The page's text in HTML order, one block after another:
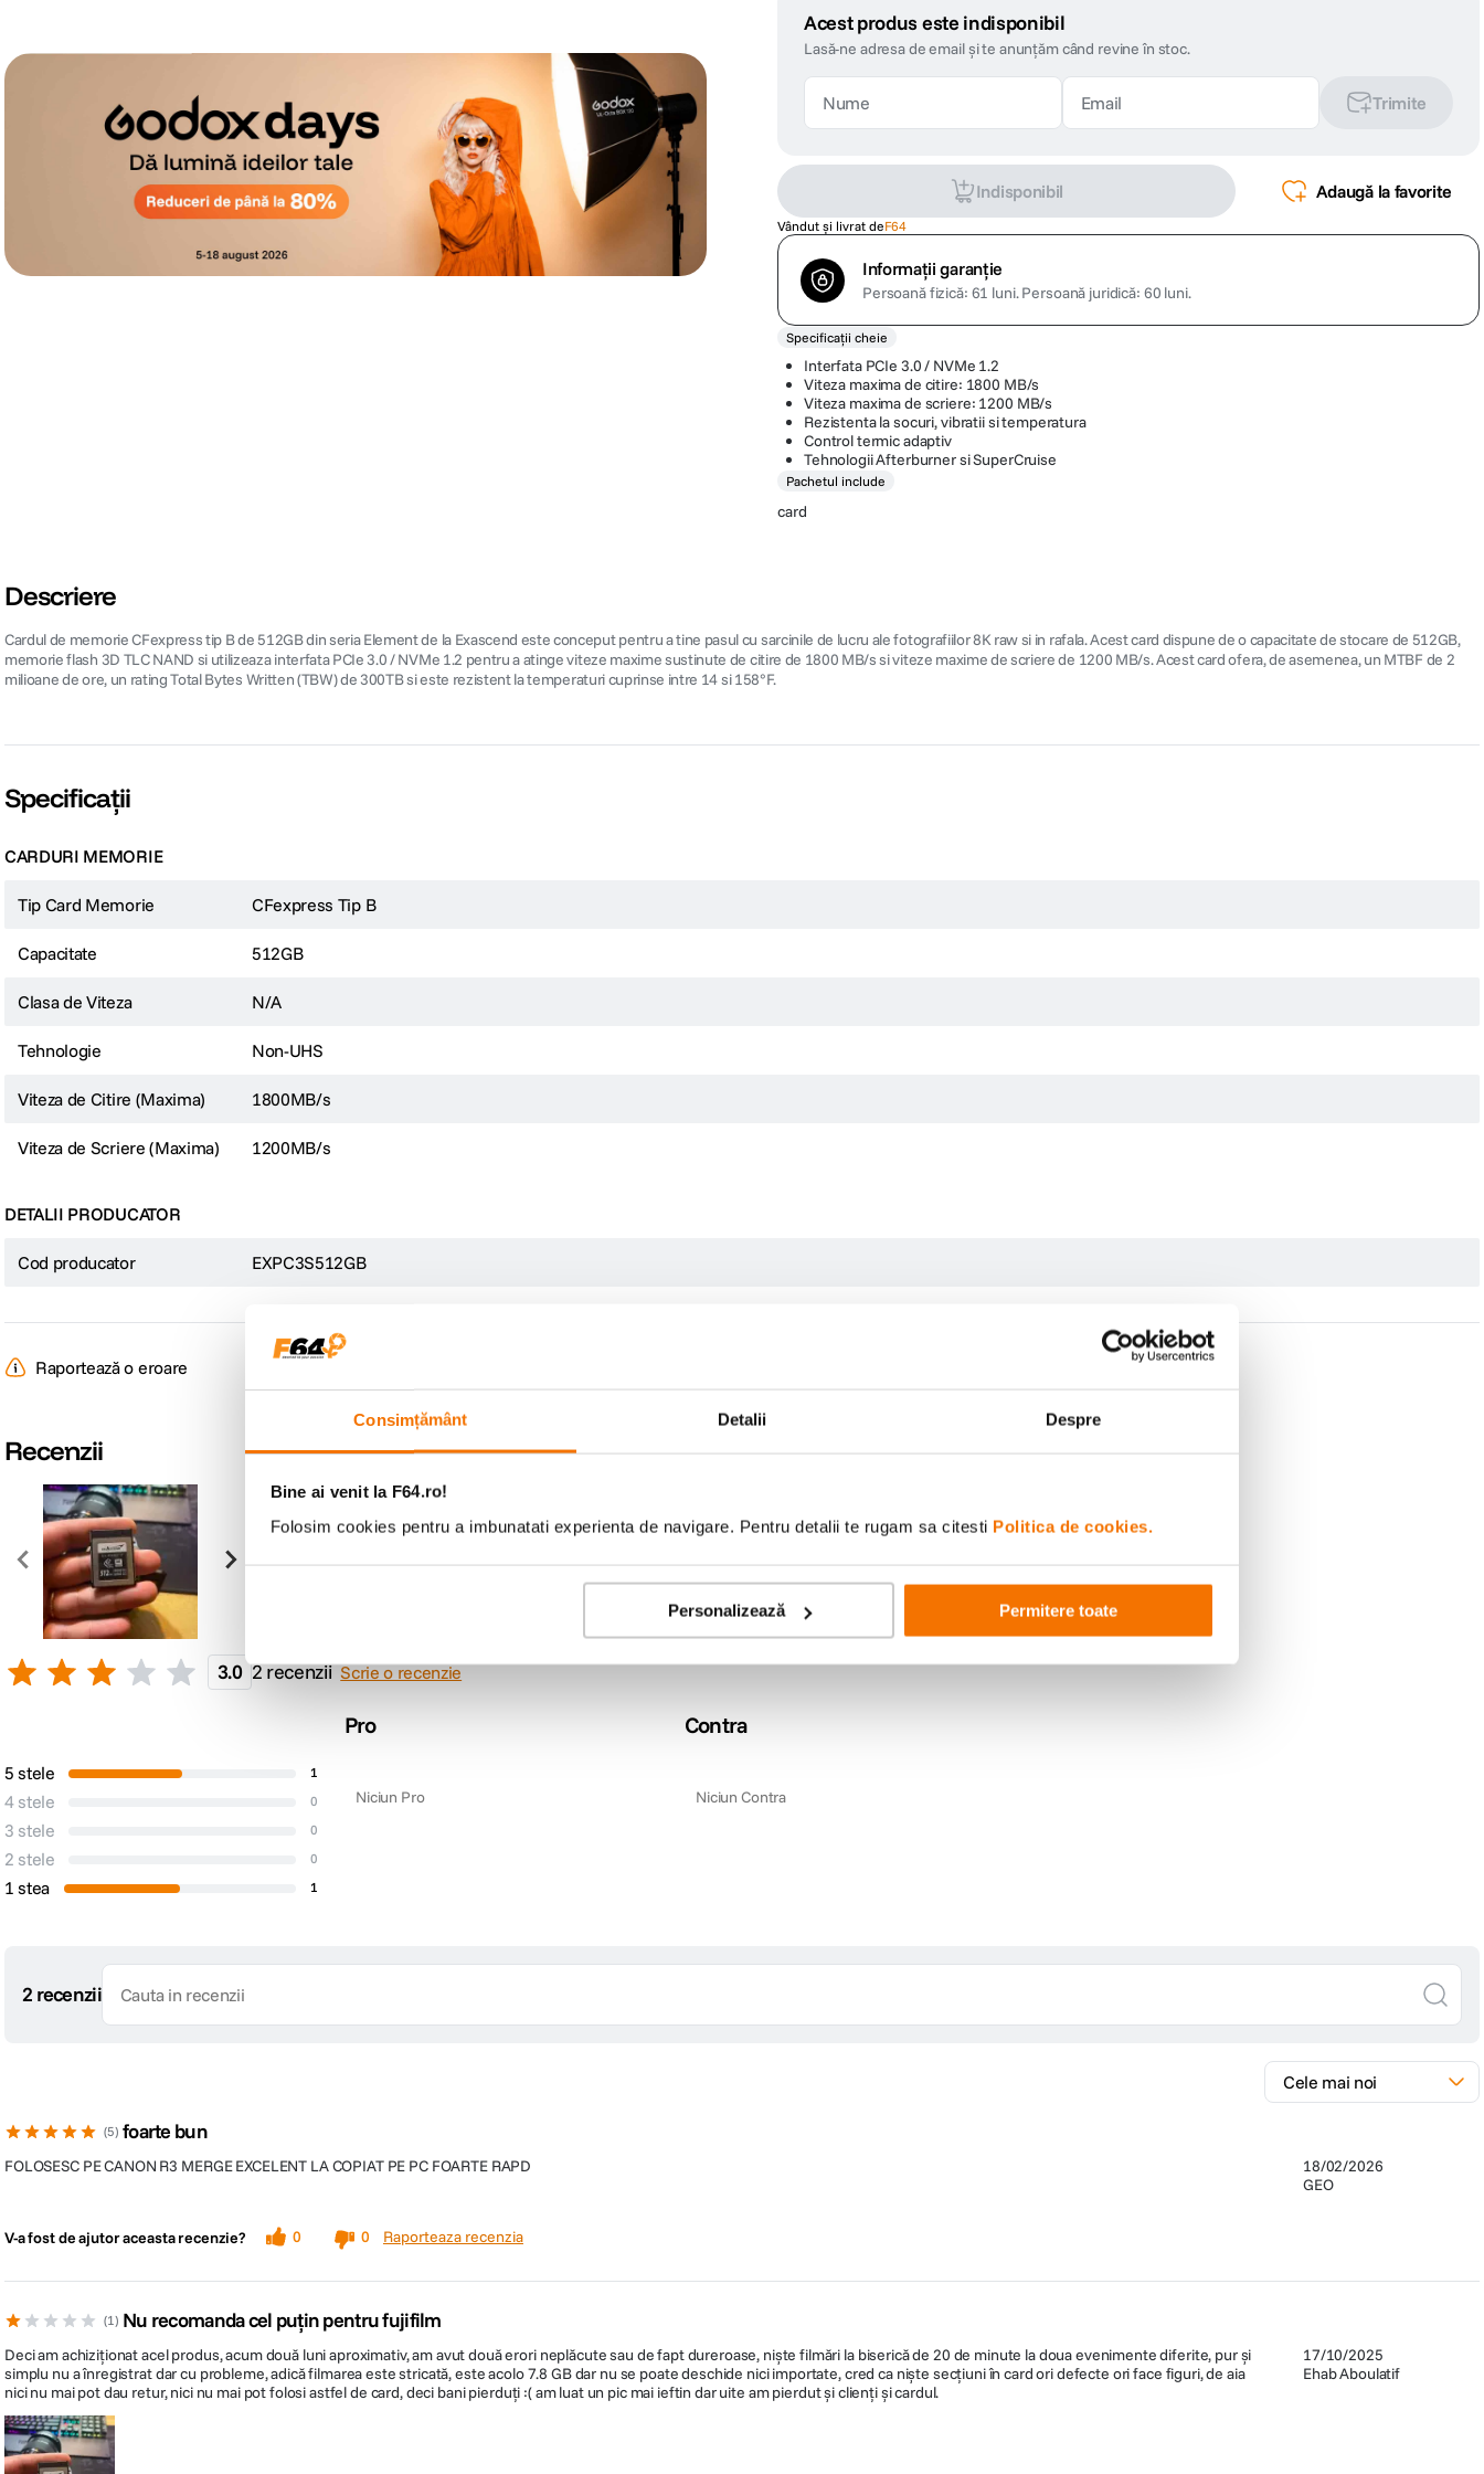
Consimțământ Detalii Despre
Bine ai venit la F64.ro!
Folosim cookies pentru a imbunatati experienta de navigare. Pentru detalii te rugam sa citesti Politica de cookies.
Personalizează Permitere toate
Acest produs este indisponibil
Lasă-ne adresa de email și te anunțăm când revine în stoc.
Trimite
Indisponibil Adaugă la favorite
Vândut și livrat deF64
Informații garanție
Persoană fizică: 61 luni.Persoană juridică: 60 luni.
Specificații cheie
Interfata PCIe 3.0 / NVMe 1.2
Viteza maxima de citire: 1800 MB/s
Viteza maxima de scriere: 1200 MB/s
Rezistenta la socuri, vibratii si temperatura
Control termic adaptiv
Tehnologii Afterburner si SuperCruise
Pachetul include
card
Descriere
Cardul de memorie CFexpress tip B de 512GB din seria Element de la Exascend este conceput pentru a tine pasul cu sarcinile de lucru ale fotografiilor 8K raw si in rafala. Acest card dispune de o capacitate de stocare de 512GB,
memorie flash 3D TLC NAND si utilizeaza interfata PCIe 3.0 / NVMe 1.2 pentru a atinge viteze maxime sustinute de citire de 1800 MB/s si viteze maxime de scriere de 1200 MB/s. Acest card ofera, de asemenea, un MTBF de 2
milioane de ore, un rating Total Bytes Written (TBW) de 300TB si este rezistent la temperaturi cuprinse intre 14 si 158°F.
Specificații
CARDURI MEMORIE
Tip Card Memorie CFexpress Tip B
Capacitate 512GB
Clasa de Viteza N/A
Tehnologie Non-UHS
Viteza de Citire (Maxima) 1800MB/s
Viteza de Scriere (Maxima) 1200MB/s
DETALII PRODUCATOR
Cod producator EXPC3S512GB
Raportează o eroare
Recenzii
3.0 2 recenzii Scrie o recenzie
5 stele 1
4 stele 0
3 stele 0
2 stele 0
1 stea 1
Pro
Niciun Pro
Contra
Niciun Contra
2 recenzii
5 foarte bun
18/02/2026
GEO
FOLOSESC PE CANON R3 MERGE EXCELENT LA COPIAT PE PC FOARTE RAPD
V-a fost de ajutor aceasta recenzie? 0 0 Raporteaza recenzia
1 Nu recomanda cel puțin pentru fujifilm
17/10/2025
Ehab Aboulatif
Deci am achiziționat acel produs, acum două luni aproximativ, am avut două erori neplăcute sau de fapt dureroase, niște filmări la biserică de 20 de minute la doua evenimente diferite, pur și
simplu nu a înregistrat dar cu probleme, adică filmarea este stricată, este acolo 7.8 GB dar nu se poate deschide nici importate, cred ca niște secțiuni în card ori defecte ori face figuri, de aia
nici nu mai pot dau retur, nici nu mai pot folosi astfel de card, deci bani pierduți :( am luat un pic mai ieftin dar uite am pierdut și clienți și cardul.